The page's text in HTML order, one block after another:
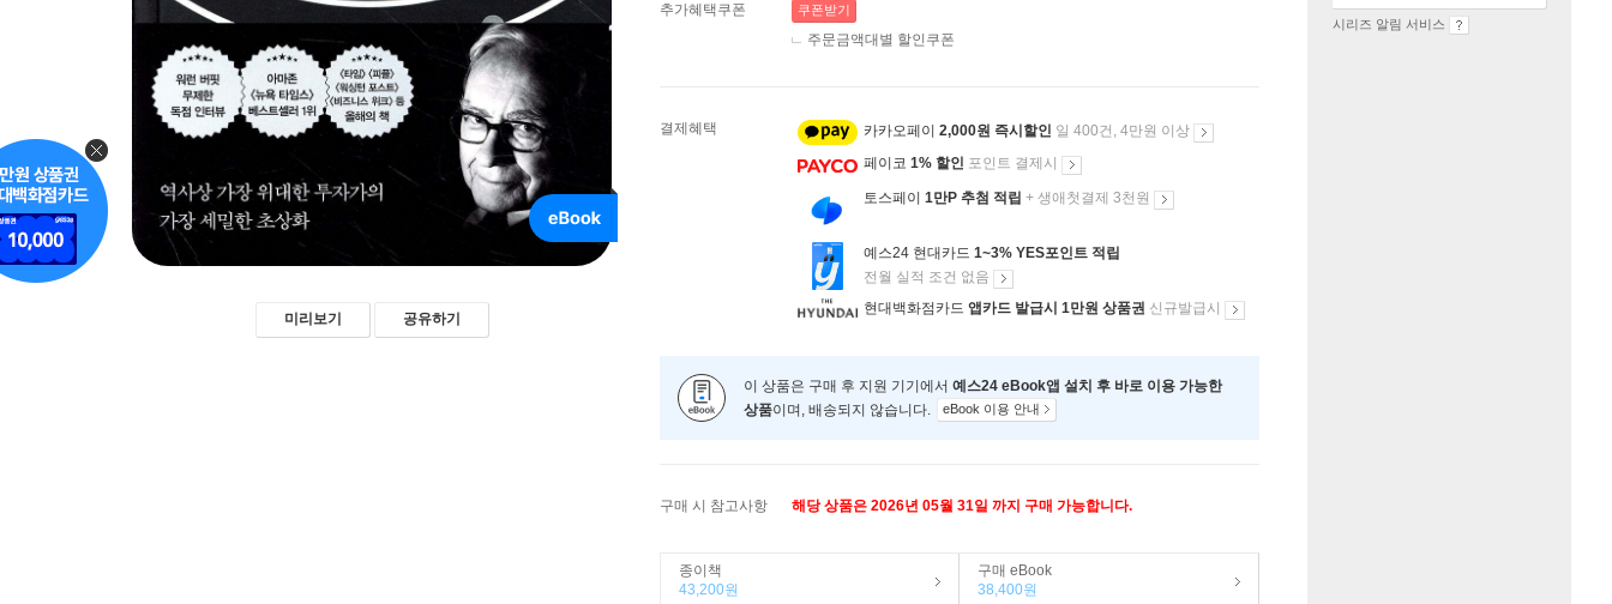
미리보기 공유하기
추가혜택쿠폰 쿠폰받기
주문금액대별 할인쿠폰
결제혜택 카카오페이 2,000원 즉시할인 일 400건, 4만원 이상
페이코 1% 할인 포인트 결제시
토스페이 1만P 추첨 적립 + 생애첫결제 3천원
예스24 현대카드 1~3% YES포인트 적립
전월 실적 조건 없음
현대백화점카드 앱카드 발급시 1만원 상품권 신규발급시
이 상품은 구매 후 지원 기기에서 예스24 eBook앱 설치 후 바로 이용 가능한
상품이며, 배송되지 않습니다. eBook 이용 안내
구매 시 참고사항 해당 상품은 2026년 05월 31일 까지 구매 가능합니다.
종이책
43,200원
구매 eBook
38,400원
시리즈 알림 서비스